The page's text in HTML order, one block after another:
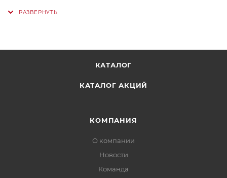
КАТАЛОГ
КАТАЛОГ АКЦИЙ
КОМПАНИЯ
О компании
Новости
Команда